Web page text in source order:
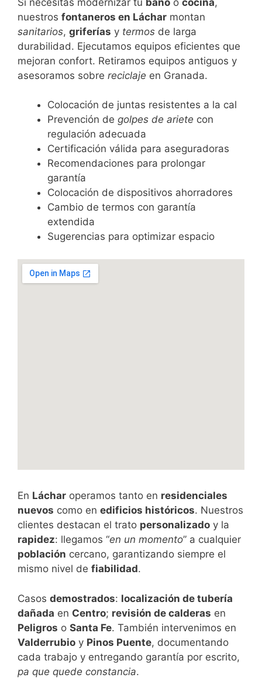
nuestros fontaneros en Láchar montan
sanitarios, griferías y termos de larga
durabilidad. Ejecutamos equipos eficientes que
mejoran confort. Retiramos equipos antiguos y
asesoramos sobre reciclaje en Granada.
Colocación de juntas resistentes a la cal
Prevención de golpes de ariete con
regulación adecuada
Certificación válida para aseguradoras
Recomendaciones para prolongar
garantía
Colocación de dispositivos ahorradores
Cambio de termos con garantía
extendida
Sugerencias para optimizar espacio
En Láchar operamos tanto en residenciales
nuevos como en edificios históricos. Nuestros
clientes destacan el trato personalizado y la
rapidez: llegamos “en un momento” a cualquier
población cercano, garantizando siempre el
mismo nivel de fiabilidad.
Casos demostrados: localización de tubería
dañada en Centro; revisión de calderas en
Peligros o Santa Fe. También intervenimos en
Valderrubio y Pinos Puente, documentando
cada trabajo y entregando garantía por escrito,
pa que quede constancia.